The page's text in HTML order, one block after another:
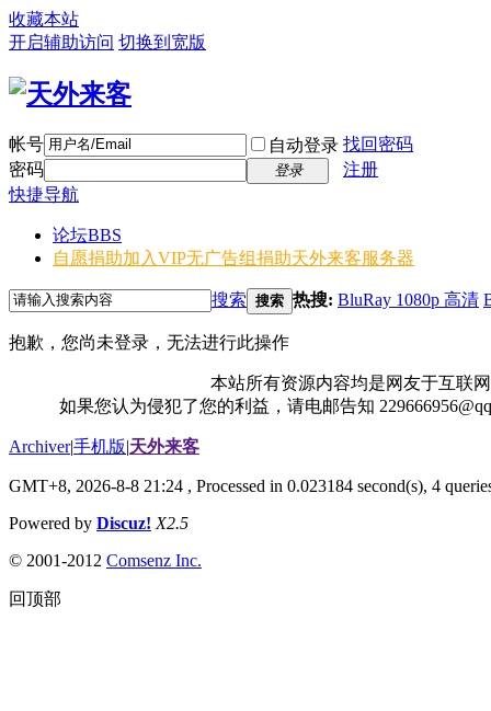
收藏本站
开启辅助访问 切换到宽版
帐号 自动登录 找回密码
密码
登录
注册
快捷导航
论坛BBS
自愿捐助加入VIP无广告组捐助天外来客服务器
搜索 搜索 热搜: BluRay 1080p 高清
抱歉，您尚未登录，无法进行此操作
本站所有资源内容均是网友于互联
如果您认为侵犯了您的利益，请电邮告知
Archiver|手机版|天外来客
GMT+8, 2026-8-8 21:24 , Processed in 0.023184 second(s), 4
Powered by Discuz! X2.5
© 2001-2012 Comsenz Inc.
回顶部